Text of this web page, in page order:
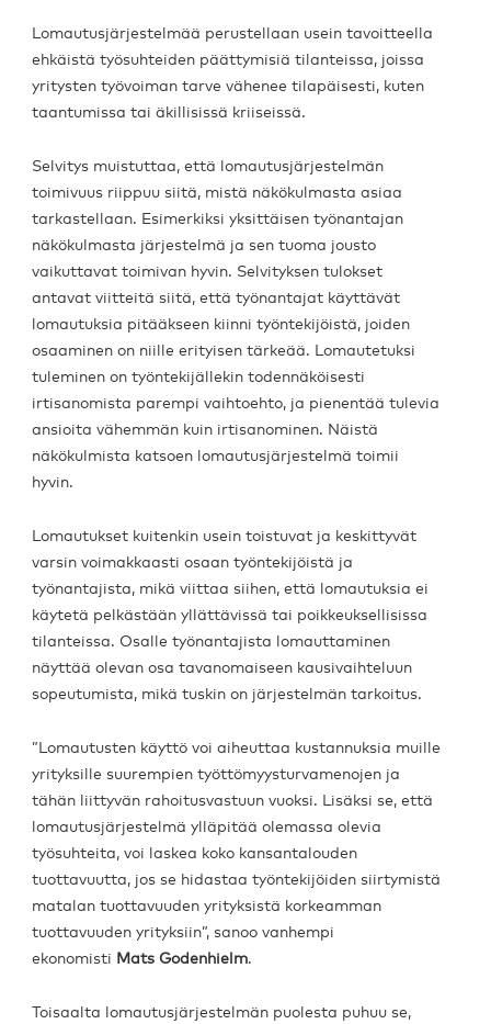
Lomautusjärjestelmää perustellaan usein tavoitteella
ehkäistä työsuhteiden päättymisiä tilanteissa, joissa
yritysten työvoiman tarve vähenee tilapäisesti, kuten
taantumissa tai äkillisissä kriiseissä.
Selvitys muistuttaa, että lomautusjärjestelmän
toimivuus riippuu siitä, mistä näkökulmasta asiaa
tarkastellaan. Esimerkiksi yksittäisen työnantajan
näkökulmasta järjestelmä ja sen tuoma jousto
vaikuttavat toimivan hyvin. Selvityksen tulokset
antavat viitteitä siitä, että työnantajat käyttävät
lomautuksia pitääkseen kiinni työntekijöistä, joiden
osaaminen on niille erityisen tärkeää. Lomautetuksi
tuleminen on työntekijällekin todennäköisesti
irtisanomista parempi vaihtoehto, ja pienentää tulevia
ansioita vähemmän kuin irtisanominen. Näistä
näkökulmista katsoen lomautusjärjestelmä toimii
hyvin.
Lomautukset kuitenkin usein toistuvat ja keskittyvät
varsin voimakkaasti osaan työntekijöistä ja
työnantajista, mikä viittaa siihen, että lomautuksia ei
käytetä pelkästään yllättävissä tai poikkeuksellisissa
tilanteissa. Osalle työnantajista lomauttaminen
näyttää olevan osa tavanomaiseen kausivaihteluun
sopeutumista, mikä tuskin on järjestelmän tarkoitus.
”Lomautusten käyttö voi aiheuttaa kustannuksia muille
yrityksille suurempien työttömyysturvamenojen ja
tähän liittyvän rahoitusvastuun vuoksi. Lisäksi se, että
lomautusjärjestelmä ylläpitää olemassa olevia
työsuhteita, voi laskea koko kansantalouden
tuottavuutta, jos se hidastaa työntekijöiden siirtymistä
matalan tuottavuuden yrityksistä korkeamman
tuottavuuden yrityksiin”, sanoo vanhempi
ekonomisti Mats Godenhielm.
Toisaalta lomautusjärjestelmän puolesta puhuu se,